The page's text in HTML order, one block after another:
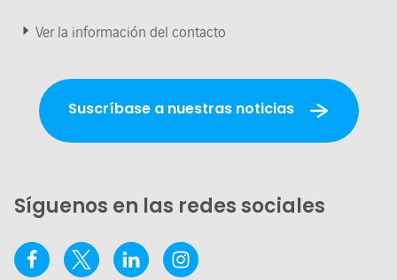
Ver la información del contacto
Suscríbase a nuestras noticias
Síguenos en las redes sociales